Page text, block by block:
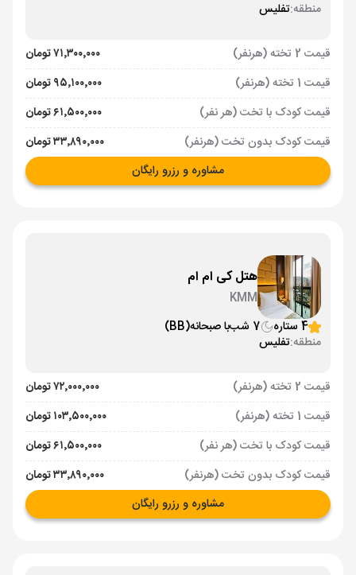
منطقه:تفلیس
قیمت 2 تخته (هرنفر)
۷۱٬۳۰۰٬۰۰۰ تومان
قیمت 1 تخته (هرنفر)
۹۵٬۱۰۰٬۰۰۰ تومان
قیمت کودک با تخت (هر نفر)
۶۱٬۵۰۰٬۰۰۰ تومان
قیمت کودک بدون تخت (هرنفر)
۳۳٬۸۹۰٬۰۰۰ تومان
مشاوره و رزرو رایگان
هتل کی ام ام
KMM
4 ستاره
7 شب با صبحانه(BB)
منطقه:تفلیس
قیمت 2 تخته (هرنفر)
۷۲٬۰۰۰٬۰۰۰ تومان
قیمت 1 تخته (هرنفر)
۱۰۳٬۵۰۰٬۰۰۰ تومان
قیمت کودک با تخت (هر نفر)
۶۱٬۵۰۰٬۰۰۰ تومان
قیمت کودک بدون تخت (هرنفر)
۳۳٬۸۹۰٬۰۰۰ تومان
مشاوره و رزرو رایگان